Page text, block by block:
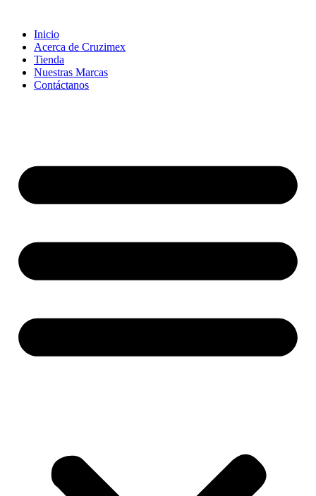
Inicio
Acerca de Cruzimex
Tienda
Nuestras Marcas
Contáctanos